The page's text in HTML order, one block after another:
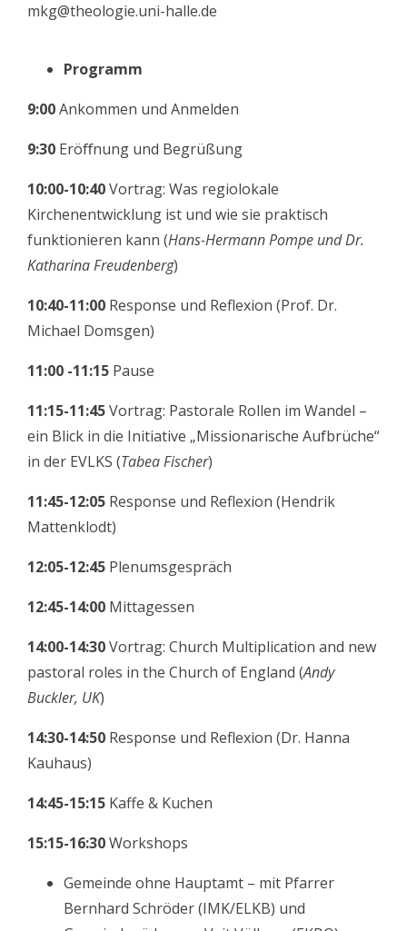
mkg@theologie.uni-halle.de
Programm
9:00Ankommen und Anmelden
9:30 Eröﬀnung und Begrüßung
10:00-10:40Vortrag: Was regiolokale
Kirchenentwicklung ist und wie sie praktisch
funktionieren kann (Hans-Hermann Pompe undDr.
Katharina Freudenberg)
10:40-11:00 Response und Reflexion (Prof. Dr.
Michael Domsgen)
11:00 -11:15 Pause
11:15-11:45Vortrag: Pastorale Rollen im Wandel –
ein Blick in die Initiative „Missionarische Aufbrüche“
in der EVLKS (Tabea Fischer)
11:45-12:05 Response und Reflexion (Hendrik
Mattenklodt)
12:05-12:45 Plenumsgespräch
12:45-14:00 Mittagessen
14:00-14:30Vortrag: Church Multiplication and new
pastoral roles in the Church of England (Andy
Buckler, UK)
14:30-14:50 Response und Reflexion (Dr. Hanna
Kauhaus)
14:45-15:15 Kaffe & Kuchen
15:15-16:30Workshops
Gemeinde ohne Hauptamt – mit Pfarrer
Bernhard Schröder (IMK/ELKB) und